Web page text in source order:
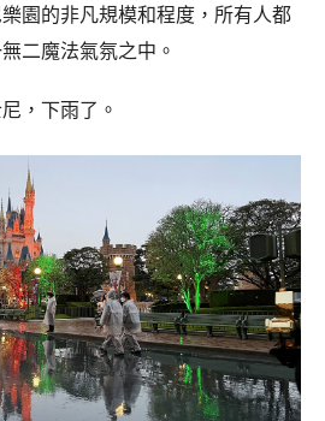
園的非凡規模和程度，所有人都
二魔法氣氛之中。
，下雨了。